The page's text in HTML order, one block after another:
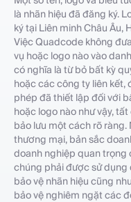
là nhãn hiệu đã đăng ký.
ký tại Liên minh Châu Âu,
Việc Quadcode không
vụ hoặc logo nào vào
có nghĩa là từ bỏ bất kỳ
hoặc các công ty liên kết,
phép đã thiết lập đối với
hoặc logo nào như vậy,
bảo lưu một cách rõ ràng.
thương mại, bản sắc
doanh nghiệp quan trọng
chúng phải được sử dụng
bảo vệ nhãn hiệu cũng
bảo vệ nghiêm ngặt các